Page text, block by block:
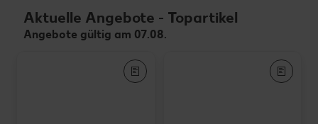
Aktuelle Angebote - Topartikel
Angebote gültig am 07.08.